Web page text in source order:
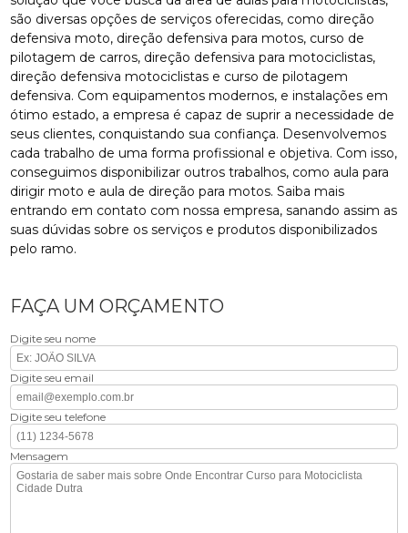
são diversas opções de serviços oferecidas, como direção
defensiva moto, direção defensiva para motos, curso de
pilotagem de carros, direção defensiva para motociclistas,
direção defensiva motociclistas e curso de pilotagem
defensiva. Com equipamentos modernos, e instalações em
ótimo estado, a empresa é capaz de suprir a necessidade de
seus clientes, conquistando sua confiança. Desenvolvemos
cada trabalho de uma forma profissional e objetiva. Com isso,
conseguimos disponibilizar outros trabalhos, como aula para
dirigir moto e aula de direção para motos. Saiba mais
entrando em contato com nossa empresa, sanando assim as
suas dúvidas sobre os serviços e produtos disponibilizados
pelo ramo.
FAÇA UM ORÇAMENTO
Digite seu nome
Digite seu email
Digite seu telefone
Mensagem